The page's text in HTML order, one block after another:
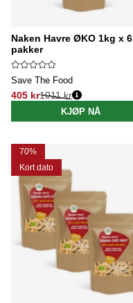
Naken Havre ØKO 1kg x 6
pakker
Save The Food
405 kr
Vanlig pris:
1011 kr
KJØP NÅ
70%
Kort dato